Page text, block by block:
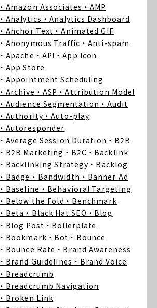
・Amazon Associates ・AMP
・Analytics ・Analytics Dashboard
・Anchor Text ・Animated GIF
・Anonymous Traffic ・Anti-spam
・Apache ・API ・App Icon
・App Store
・Appointment Scheduling
・Archive ・ASP ・Attribution Model
・Audience Segmentation ・Audit
・Authority ・Auto-play
・Autoresponder
・Average Session Duration ・B2B
・B2B Marketing ・B2C ・Backlink
・Backlinking Strategy ・Backlog
・Badge ・Bandwidth ・Banner Ad
・Baseline ・Behavioral Targeting
・Below the Fold ・Benchmark
・Beta ・Black Hat SEO ・Blog
・Blog Post ・Boilerplate
・Bookmark ・Bot ・Bounce
・Bounce Rate ・Brand Awareness
・Brand Guidelines ・Brand Voice
・Breadcrumb
・Breadcrumb Navigation
・Broken Link